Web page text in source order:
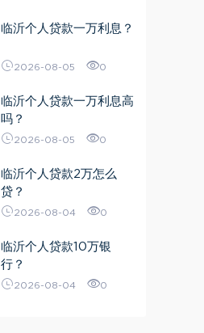
临沂个人贷款一万利息？
2026-08-05 0
临沂个人贷款一万利息高
吗？
2026-08-05 0
临沂个人贷款2万怎么
贷？
2026-08-04 0
临沂个人贷款10万银
行？
2026-08-04 0